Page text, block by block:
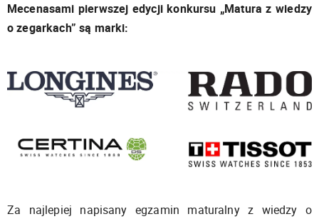
Mecenasami pierwszej edycji konkursu „Matura z wiedzy
o zegarkach” są marki:
Za najlepiej napisany egzamin maturalny z wiedzy o